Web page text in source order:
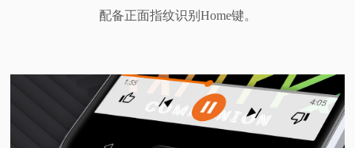
配备正面指纹识别Home键。